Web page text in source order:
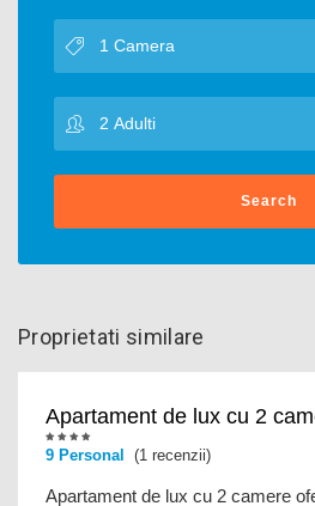
Search
Proprietati similare
Apartament de lux cu 2
9 Personal (1 recenzii)
Apartament de lux cu 2 camere